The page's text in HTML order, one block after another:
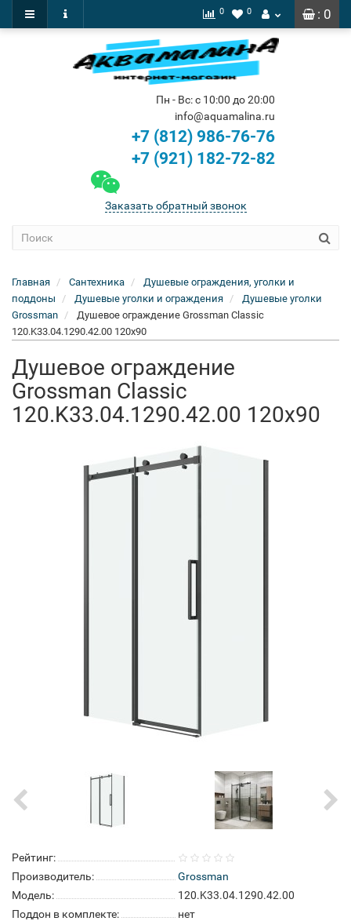
: 0
0 0
Пн - Вс: с 10:00 до 20:00
info@aquamalina.ru
+7 (812) 986-76-76
+7 (921) 182-72-82
Заказать обратный звонок
Главная Сантехника
Душевые ограждения, уголки и
поддоны
Душевые уголки и ограждения
Душевые уголки
Grossman
Душевое ограждение Grossman Classic
120.K33.04.1290.42.00 120x90
Душевое ограждение
Grossman Classic
120.K33.04.1290.42.00 120x90
Рейтинг:
Производитель:
Grossman
Модель:
120.K33.04.1290.42.00
Поддон в комплекте:
нет